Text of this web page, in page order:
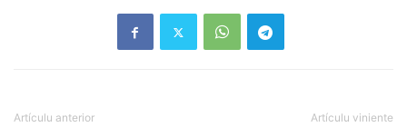
Artículu anterior Artículu viniente